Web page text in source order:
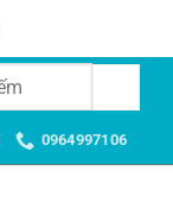
0964997106